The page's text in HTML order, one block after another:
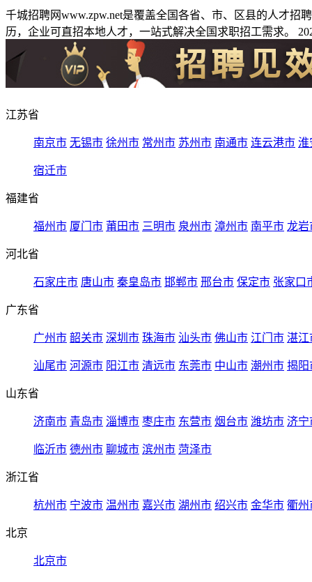
千城招聘网www.zpw.net是覆盖全国各省、市、区县的人才
历，企业可直招本地人才，一站式解决全国求职招工需求。
江苏省
南京市 无锡市 徐州市 常州市 苏州市 南通市 连云港市 淮
宿迁市
福建省
福州市 厦门市 莆田市 三明市 泉州市 漳州市 南平市 龙岩
河北省
石家庄市 唐山市 秦皇岛市 邯郸市 邢台市 保定市 张家口
广东省
广州市 韶关市 深圳市 珠海市 汕头市 佛山市 江门市 湛江
汕尾市 河源市 阳江市 清远市 东莞市 中山市 潮州市 揭阳
山东省
济南市 青岛市 淄博市 枣庄市 东营市 烟台市 潍坊市 济宁
临沂市 德州市 聊城市 滨州市 菏泽市
浙江省
杭州市 宁波市 温州市 嘉兴市 湖州市 绍兴市 金华市 衢州
北京
北京市